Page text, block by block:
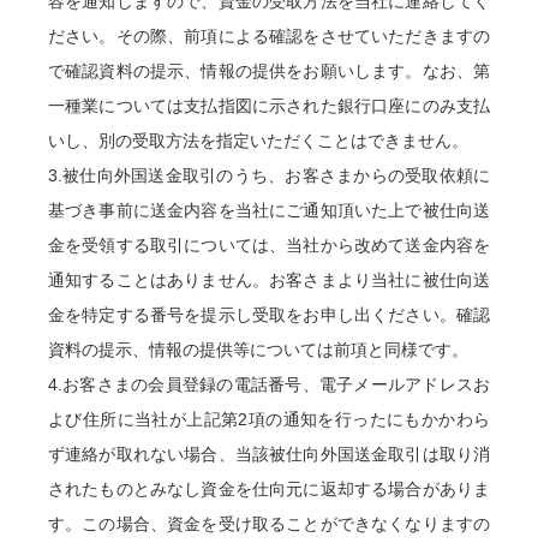
ださい。その際、前項による確認をさせていただきますの
で確認資料の提示、情報の提供をお願いします。なお、第
一種業については支払指図に示された銀行口座にのみ支払
いし、別の受取方法を指定いただくことはできません。
3.被仕向外国送金取引のうち、お客さまからの受取依頼に
基づき事前に送金内容を当社にご通知頂いた上で被仕向送
金を受領する取引については、当社から改めて送金内容を
通知することはありません。お客さまより当社に被仕向送
金を特定する番号を提示し受取をお申し出ください。確認
資料の提示、情報の提供等については前項と同様です。
4.お客さまの会員登録の電話番号、電子メールアドレスお
よび住所に当社が上記第2項の通知を行ったにもかかわら
ず連絡が取れない場合、当該被仕向外国送金取引は取り消
されたものとみなし資金を仕向元に返却する場合がありま
す。この場合、資金を受け取ることができなくなりますの